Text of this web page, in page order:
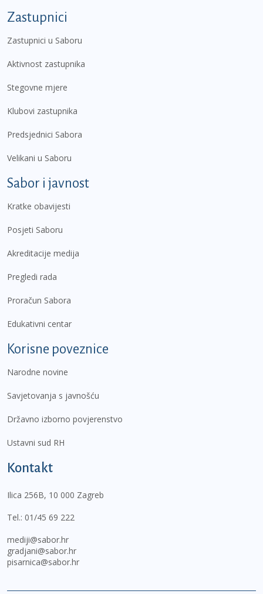
Zastupnici
Zastupnici u Saboru
Aktivnost zastupnika
Stegovne mjere
Klubovi zastupnika
Predsjednici Sabora
Velikani u Saboru
Sabor i javnost
Kratke obavijesti
Posjeti Saboru
Akreditacije medija
Pregledi rada
Proračun Sabora
Edukativni centar
Korisne poveznice
Narodne novine
Savjetovanja s javnošću
Državno izborno povjerenstvo
Ustavni sud RH
Kontakt
Ilica 256B, 10 000 Zagreb
Tel.: 01/45 69 222
mediji@sabor.hr
gradjani@sabor.hr
pisarnica@sabor.hr